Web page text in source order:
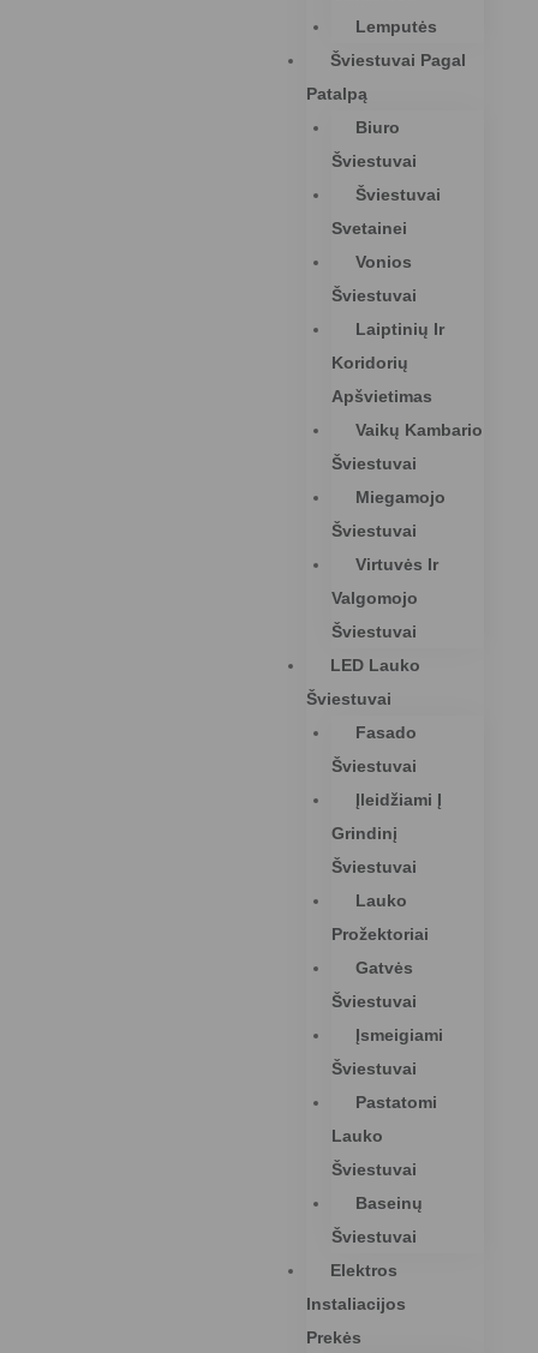
Lemputės
Šviestuvai Pagal
Patalpą
Biuro
Šviestuvai
Šviestuvai
Svetainei
Vonios
Šviestuvai
Laiptinių Ir
Koridorių
Apšvietimas
Vaikų Kambario
Šviestuvai
Miegamojo
Šviestuvai
Virtuvės Ir
Valgomojo
Šviestuvai
LED Lauko
Šviestuvai
Fasado
Šviestuvai
Įleidžiami Į
Grindinį
Šviestuvai
Lauko
Prožektoriai
Gatvės
Šviestuvai
Įsmeigiami
Šviestuvai
Pastatomi
Lauko
Šviestuvai
Baseinų
Šviestuvai
Elektros
Instaliacijos
Prekės